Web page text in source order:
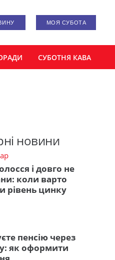
МОЯ СУБОТА
СУБОТНЯ КАВА
новини
і довго не
коли варто
рівень цинку
пенсію через
як оформити